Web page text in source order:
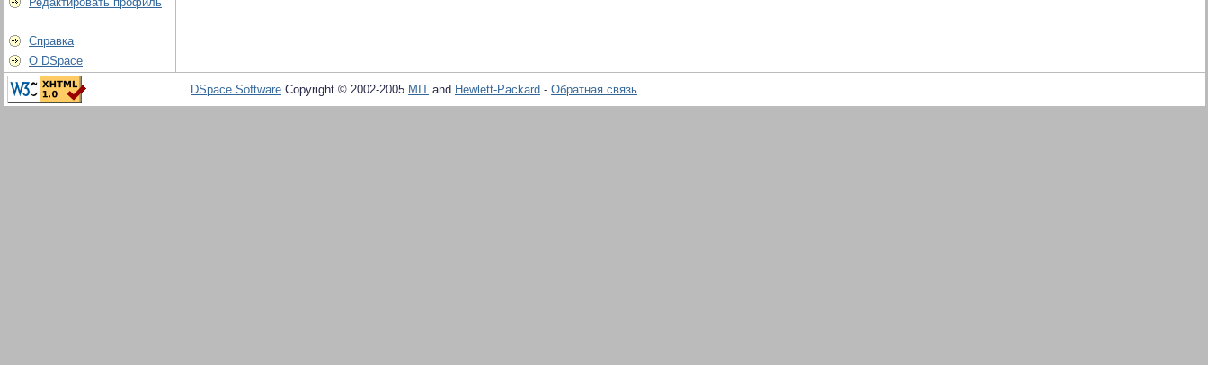
Справка
О DSpace
DSpace Software Copyright © 2002-2005 MIT and Hewlett-Packard - Обратная связь